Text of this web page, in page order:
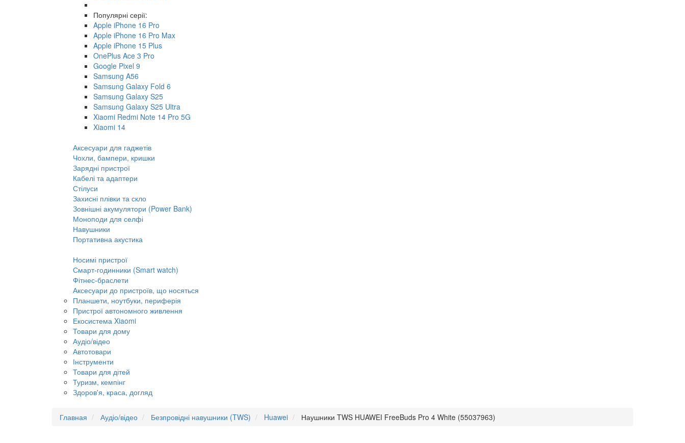
Популярні серії:
Apple iPhone 16 Pro
Apple iPhone 16 Pro Max
Apple iPhone 15 Plus
OnePlus Ace 3 Pro
Google Pixel 9
Samsung A56
Samsung Galaxy Fold 6
Samsung Galaxy S25
Samsung Galaxy S25 Ultra
Xiaomi Redmi Note 14 Pro 5G
Xiaomi 14
Аксесуари для гаджетів
Чохли, бампери, кришки
Зарядні пристрої
Кабелі та адаптери
Стілуси
Захисні плівки та скло
Зовнішні акумулятори (Power Bank)
Моноподи для селфі
Навушники
Портативна акустика
Носимі пристрої
Смарт-годинники (Smart watch)
Фітнес-браслети
Аксесуари до пристроїв, що носяться
Планшети, ноутбуки, периферія
Пристрої автономного живлення
Екосистема Xiaomi
Товари для дому
Аудіо/відео
Автотовари
Інструменти
Товари для дітей
Туризм, кемпінг
Здоров'я, краса, догляд
Главная Аудіо/відео Безпровідні навушники (TWS) Huawei Наушники TWS HUAWEI FreeBuds Pro 4 White (55037963)